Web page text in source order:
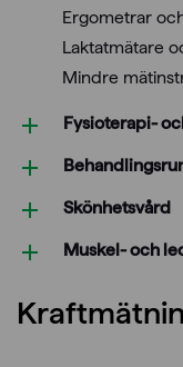
Ergometrar
Laktatmätare
Mindre
Fysioterapi-
Skönhetsvård
Muskel- och